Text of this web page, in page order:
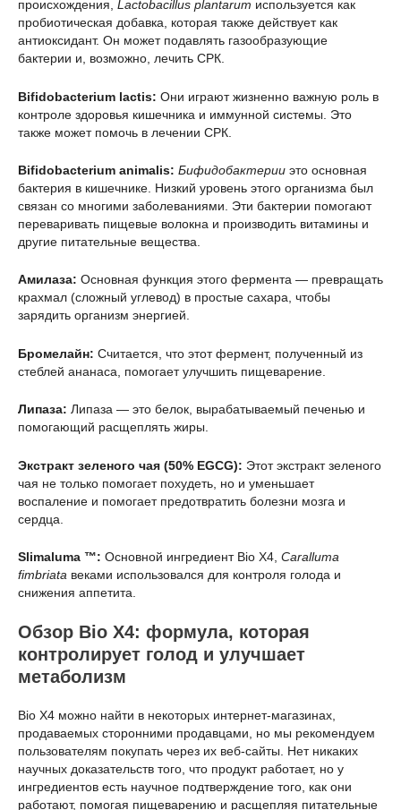
происхождения, Lactobacillus plantarum используется как
пробиотическая добавка, которая также действует как
антиоксидант. Он может подавлять газообразующие
бактерии и, возможно, лечить СРК.
Bifidobacterium lactis: Они играют жизненно важную роль в
контроле здоровья кишечника и иммунной системы. Это
также может помочь в лечении СРК.
Bifidobacterium animalis: Бифидобактерии это основная
бактерия в кишечнике. Низкий уровень этого организма был
связан со многими заболеваниями. Эти бактерии помогают
переваривать пищевые волокна и производить витамины и
другие питательные вещества.
Амилаза: Основная функция этого фермента — превращать
крахмал (сложный углевод) в простые сахара, чтобы
зарядить организм энергией.
Бромелайн: Считается, что этот фермент, полученный из
стеблей ананаса, помогает улучшить пищеварение.
Липаза: Липаза — это белок, вырабатываемый печенью и
помогающий расщеплять жиры.
Экстракт зеленого чая (50% EGCG): Этот экстракт зеленого
чая не только помогает похудеть, но и уменьшает
воспаление и помогает предотвратить болезни мозга и
сердца.
Slimaluma ™: Основной ингредиент Bio X4, Caralluma
fimbriata веками использовался для контроля голода и
снижения аппетита.
Обзор Bio X4: формула, которая
контролирует голод и улучшает
метаболизм
Bio X4 можно найти в некоторых интернет-магазинах,
продаваемых сторонними продавцами, но мы рекомендуем
пользователям покупать через их веб-сайты. Нет никаких
научных доказательств того, что продукт работает, но у
ингредиентов есть научное подтверждение того, как они
работают, помогая пищеварению и расщепляя питательные